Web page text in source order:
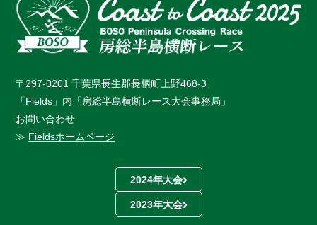
〒297-0201 千葉県長生郡長柄町上野468-3
「Fields」内「房総半島横断レース大会事務局」
お問い合わせ
≫ Fieldsホームページ
2024年大会
2023年大会